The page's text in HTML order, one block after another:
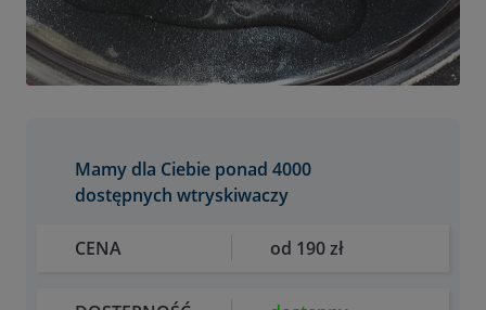
Mamy dla Ciebie ponad 4000
dostępnych wtryskiwaczy
CENA od 190 zł